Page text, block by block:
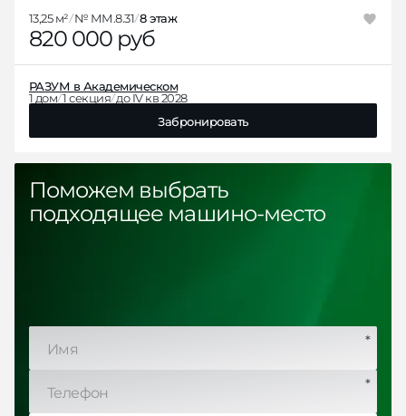
820 000 руб
13,25 м² № ММ.8.31 8 этаж
РАЗУМ в Академическом
1 дом 1 секция до IV кв 2028
Забронировать
Поможем выбрать
подходящее машино-место
*
*